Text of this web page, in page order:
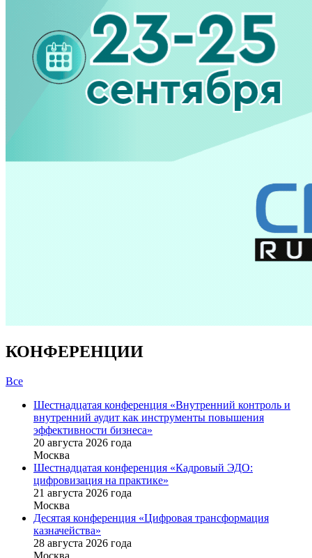
КОНФЕРЕНЦИИ
Все
Шестнадцатая конференция «Внутренний контроль и
внутренний аудит как инструменты повышения
эффективности бизнеса»
20 августа 2026 года
Москва
Шестнадцатая конференция «Кадровый ЭДО:
цифровизация на практике»
21 августа 2026 года
Москва
Десятая конференция «Цифровая трансформация
казначейства»
28 августа 2026 года
Москва